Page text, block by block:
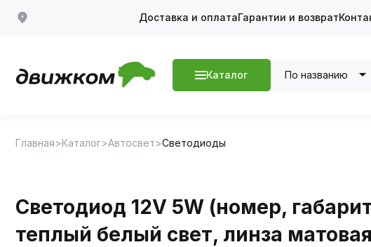
Доставка и оплатаГарантии и возврат
Каталог По названию
Главная Каталог Автосвет Светодиоды
Светодиод 12V 5W (номер,
теплый белый свет, линза